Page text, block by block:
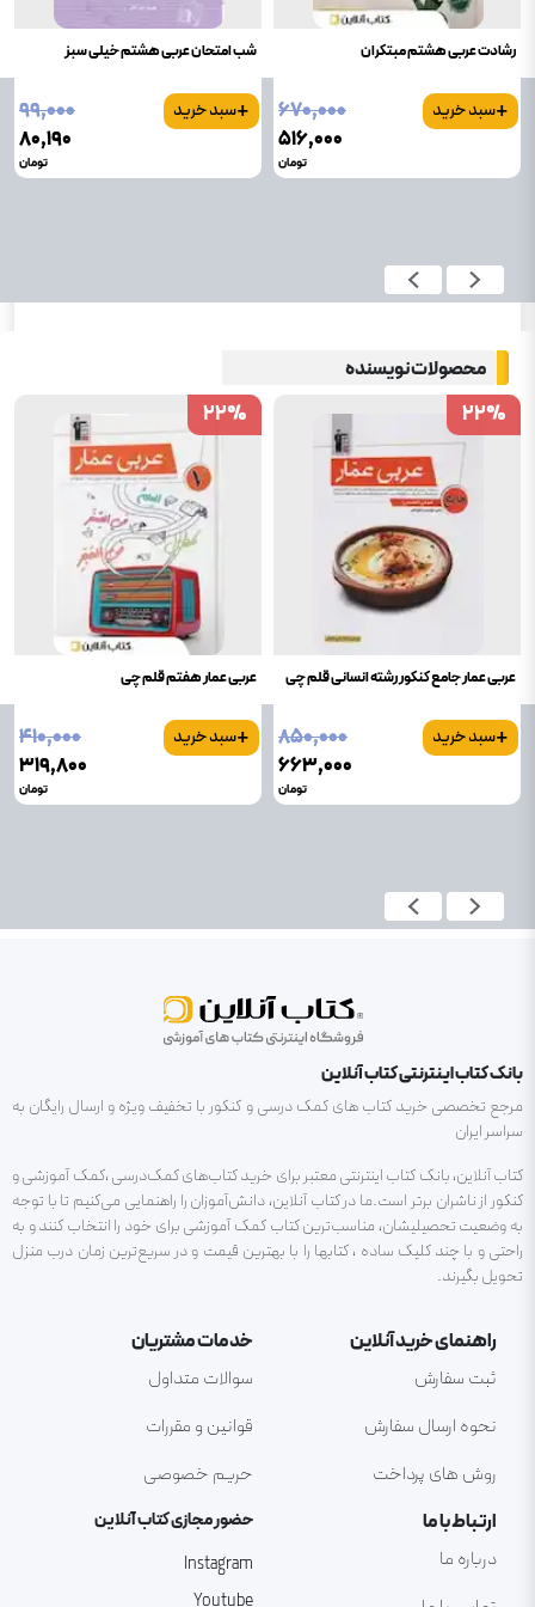
رشادت عربی هشتم مبتکران
+سبد خرید
۶۷۰٬۰۰۰
۵۱۶٬۰۰۰
تومان
شب امتحان عربی هشتم خیلی سبز
+سبد خرید
۹۹٬۰۰۰
۸۰٬۱۹۰
تومان
محصولات نویسنده
عربی عمار جامع کنکور رشته انسانی قلم چی
+سبد خرید
۸۵۰٬۰۰۰
۶۶۳٬۰۰۰
تومان
22%
22%
عربی عمار هفتم قلم چی
+سبد خرید
۴۱۰٬۰۰۰
۳۱۹٬۸۰۰
تومان
22%
22%
بانک کتاب اینترنتی کتاب آنلاین
مرجع تخصصی خرید کتاب های کمک درسی و کنکور با تخفیف ویژه و ارسال رایگان به
سراسر ایران
کتاب آنلاین، بانک کتاب اینترنتی معتبر برای خرید کتاب‌های کمک‌درسی ،کمک آموزشی و
کنکور از ناشران برتر است.ما در کتاب آنلاین، دانش‌آموزان را راهنمایی می‌کنیم تا با توجه
به وضعیت تحصیلیشان، مناسب‌ترین کتاب کمک آموزشی برای خود را انتخاب کنند و به
راحتی و با چند کلیک ساده ، کتابها را با بهترین قیمت و در سریع‌ترین زمان درب منزل
تحویل بگیرند.
راهنمای خرید آنلاین
ثبت سفارش
نحوه ارسال سفارش
روش های پرداخت
خدمات مشتریان
سوالات متداول
قوانین و مقررات
حریم خصوصی
ارتباط با ما
درباره ما
حضور مجازی کتاب آنلاین
Instagram
Youtube